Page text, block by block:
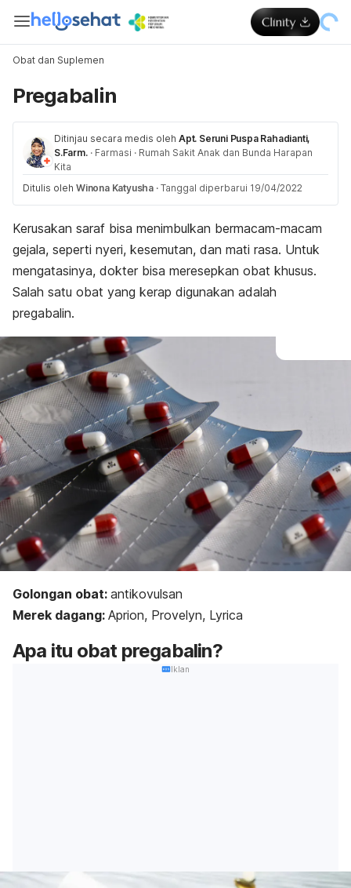
Obat dan Suplemen
Pregabalin
Ditinjau secara medis oleh Apt. Seruni Puspa Rahadianti,
S.Farm. · Farmasi · Rumah Sakit Anak dan Bunda Harapan
Kita
Ditulis oleh Winona Katyusha · Tanggal diperbarui 19/04/2022
Kerusakan saraf bisa menimbulkan bermacam-macam
gejala, seperti nyeri, kesemutan, dan mati rasa. Untuk
mengatasinya, dokter bisa meresepkan obat khusus.
Salah satu obat yang kerap digunakan adalah
pregabalin.
Golongan obat: antikovulsan
Merek dagang: Aprion, Provelyn, Lyrica
Apa itu obat pregabalin?
Iklan